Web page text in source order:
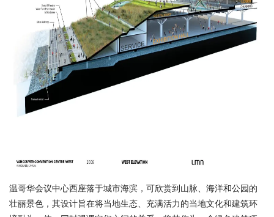
温哥华会议中心西座落于城市海滨，可欣赏到山脉、海洋和公园的
壮丽景色，其设计旨在将当地生态、充满活力的当地文化和建筑环